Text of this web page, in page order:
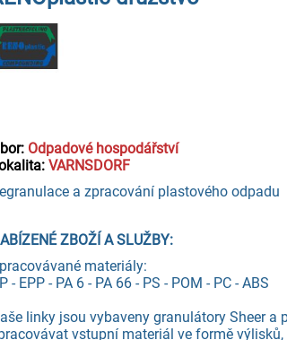
Odpadové hospodářství
VARNSDORF
a zpracování plastového odpadu
ZBOŽÍ A SLUŽBY:
materiály:
- EPP - PA 6 - PA 66 - PS - POM - PC - ABS
linky jsou vybaveny granulátory Sheer
vstupní materiál ve formě